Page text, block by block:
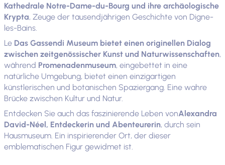
Kathedrale Notre-Dame-du-Bourg und ihre archäologische
Krypta, Zeuge der tausendjährigen Geschichte von Digne-
les-Bains.
Le Das Gassendi Museum bietet einen originellen Dialog
zwischen zeitgenössischer Kunst und Naturwissenschaften,
während Promenadenmuseum, eingebettet in eine
natürliche Umgebung, bietet einen einzigartigen
künstlerischen und botanischen Spaziergang. Eine wahre
Brücke zwischen Kultur und Natur.
Entdecken Sie auch das faszinierende Leben vonAlexandra
David-Néel, Entdeckerin und Abenteurerin, durch sein
Hausmuseum. Ein inspirierender Ort, der dieser
emblematischen Figur gewidmet ist.